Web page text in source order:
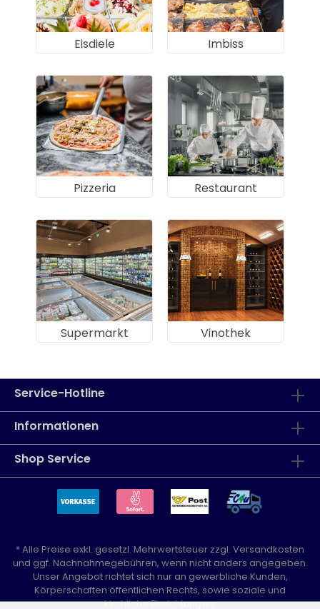
Eisdiele Imbiss
Pizzeria Restaurant
Supermarkt Vinothek
Service-Hotline
Informationen
Shop Service
* Alle Preise exkl. gesetzl. Mehrwertsteuer zzgl. Versandkosten
und ggf. Nachnahmegebühren, wenn nicht anders angegeben.
Unser Angebot richtet sich nur an gewerbliche Kunden,
Körperschaften öffentlichen Rechts, sowie soziale und
kirchliche Einrichtungen.